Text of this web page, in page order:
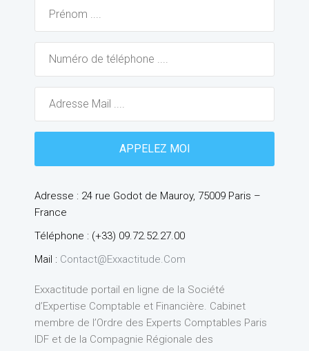
Adresse : 24 rue Godot de Mauroy, 75009 Paris –
France
Téléphone : (+33) 09.72.52.27.00
Mail : Contact@exxactitude.com
Exxactitude portail en ligne de la Société
d’Expertise Comptable et Financière. Cabinet
membre de l’Ordre des Experts Comptables Paris
IDF et de la Compagnie Régionale des